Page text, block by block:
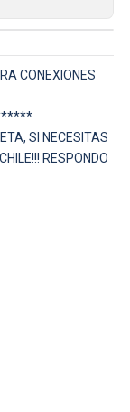
CONEXIONES
SI NECESITAS
RESPONDO